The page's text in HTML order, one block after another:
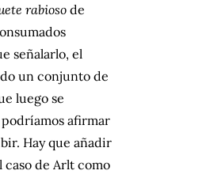
rabiosode
señalarlo, el
un conjunto de
luego se
podríamos afirmar
Hay que añadir
de Arlt como